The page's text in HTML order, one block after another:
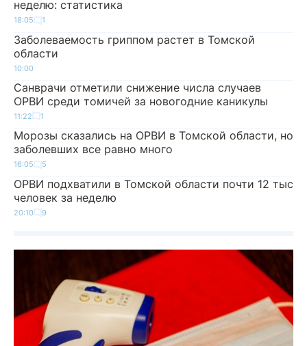
неделю: статистика
18:05 1
Заболеваемость гриппом растет в Томской
области
10:00
Санврачи отметили снижение числа случаев
ОРВИ среди томичей за новогодние каникулы
11:22 1
Морозы сказались на ОРВИ в Томской области, но
заболевших все равно много
16:05 5
ОРВИ подхватили в Томской области почти 12 тыс
человек за неделю
20:10 9